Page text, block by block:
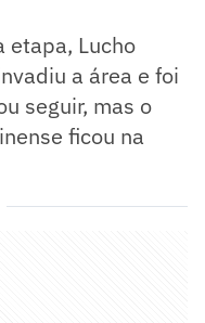
etapa, Lucho
a área e foi
seguir, mas o
ficou na